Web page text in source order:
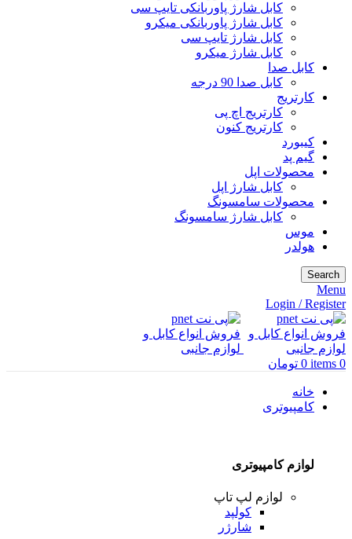
کابل شارژ پاوربانکی تایپ سی
کابل شارژ پاوربانکی میکرو
کابل شارژ تایپ سی
کابل شارژ میکرو
کابل صدا
کابل صدا 90 درجه
کارتریج
کارتریج اچ پی
کارتریج کنون
کیبورد
گیم پد
محصولات اپل
کابل شارژ اپل
محصولات سامسونگ
کابل شارژ سامسونگ
موس
هولدر
Search
Menu
Login / Register
0
items
0 تومان
خانه
کامپیوتری
لوازم کامپیوتری
لوازم لپ تاپ
کولپد
شارژر